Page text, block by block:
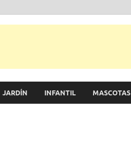
JARDÍN INFANTIL MASCOTAS